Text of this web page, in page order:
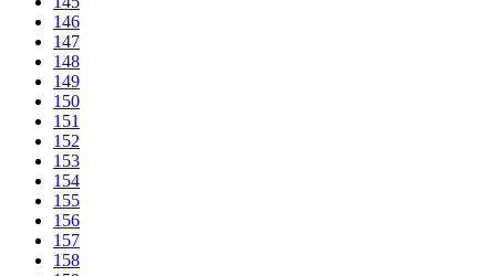
146
147
148
149
150
151
152
153
154
155
156
157
158